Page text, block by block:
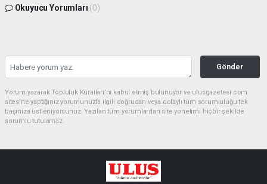
Okuyucu Yorumları (0)
Gönder
Yorum yazarak Topluluk Kuralları’nı kabul etmiş bulunuyor ve ulusgazetesi.com
sitesine yaptığınız yorumunuzla ilgili doğrudan veya dolaylı tüm sorumluluğu tek
başınıza üstleniyorsunuz. Yazılan tüm yorumlardan site yönetimi hiçbir şekilde
sorumlu tutulamaz.